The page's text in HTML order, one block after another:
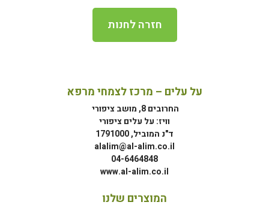
חזרה לחנות
על עלים – מרכז לצמחי מרפא
החרובים 8, מושב ציפורי
וויז: על עלים ציפורי
ד"נ המוביל, 1791000
alalim@al-alim.co.il
04-6464848
www.al-alim.co.il
המוצרים שלנו